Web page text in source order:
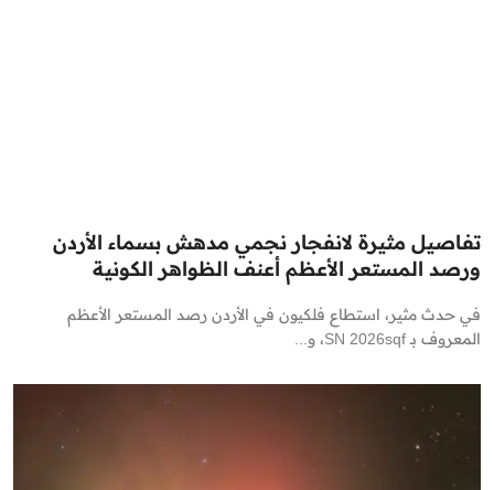
تفاصيل مثيرة لانفجار نجمي مدهش بسماء الأردن
ورصد المستعر الأعظم أعنف الظواهر الكونية
في حدث مثير، استطاع فلكيون في الأردن رصد المستعر الأعظم
المعروف بـ SN 2026sqf، و...